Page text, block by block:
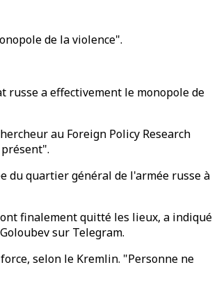
de la violence".
a effectivement le monopole de
au Foreign Policy Research
du quartier général de l'armée russe à
finalement quitté les lieux, a indiqué
sur Telegram.
selon le Kremlin. "Personne ne